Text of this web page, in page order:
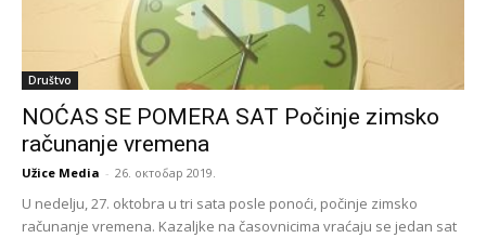
Društvo
NOĆAS SE POMERA SAT Počinje zimsko
računanje vremena
Užice Media - 26. октобар 2019.
U nedelju, 27. oktobra u tri sata posle ponoći, počinje zimsko
računanje vremena. Kazaljke na časovnicima vraćaju se jedan sat